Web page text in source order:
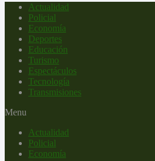
Actualidad
Policial
Economía
Deportes
Educación
Turismo
Espectáculos
Tecnología
Transmisiones
Menu
Actualidad
Policial
Economía